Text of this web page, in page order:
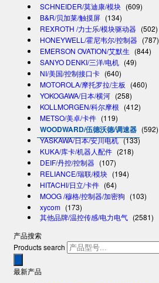
SCHNEIDER/莫迪康/模块 (609)
B&R/贝加莱/触摸屏 (134)
REXROTH /力士乐/模块驱动器 (502)
HONEYWELL/霍尼韦尔/控制器 (787)
EMERSON OVATION/艾默生 (844)
SANYO DENKI/三洋/电机 (49)
NI/美国/控制接口卡 (640)
MOTOROLA/摩托罗拉/主板 (460)
YOKOGAWA/日本/横河 (258)
KOLLMORGEN/科尔摩根 (412)
METSO/美卓/卡件 (119)
WOODWARD/伍德沃德/调速器 (592)
YASKAWA/日本/安川电机 (133)
KUKA/库卡/机器人配件 (218)
DEIF/丹控/控制器 (107)
RELIANCE/瑞联/模块 (194)
HITACHI/日立/卡件 (64)
MOOG /穆格/控制器/加密狗 (103)
xycom (173)
其他品牌/温控传感/电力电气 (2581)
产品搜索
Products search
最新产品